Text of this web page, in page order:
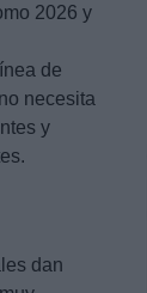
2026 y
de
necesita
y
dan